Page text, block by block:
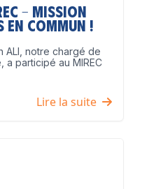
– Mission
Commun !
ALI, notre chargé de
a participé au MIREC
Lire la suite